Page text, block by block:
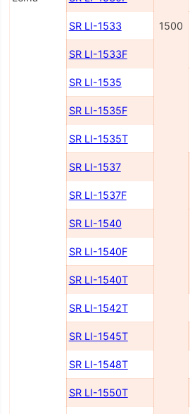
1500
SR LI-1533
SR LI-1533F
SR LI-1535
SR LI-1535F
SR LI-1535T
SR LI-1537
SR LI-1537F
SR LI-1540
SR LI-1540F
SR LI-1540Т
SR LI-1542Т
SR LI-1545Т
SR LI-1548Т
SR LI-1550Т